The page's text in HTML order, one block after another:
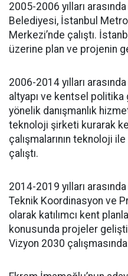
2005-2006 yılları
Belediyesi, İstanbul
Merkezi’nde çalıştı.
üzerine plan ve projenin
2006-2014 yılları
altyapı ve kentsel politika
yönelik danışmanlık
teknoloji şirketi kurarak
çalışmalarının teknoloji
çalıştı.
2014-2019 yılları
Teknik Koordinasyon ve
olarak katılımcı kent
konusunda projeler
Vizyon 2030 çalışmasında